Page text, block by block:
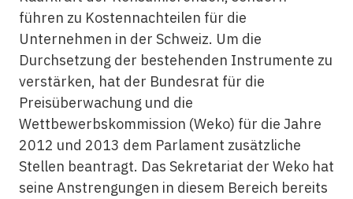
führen zu Kostennachteilen für die
Unternehmen in der Schweiz. Um die
Durchsetzung der bestehenden Instrumente zu
verstärken, hat der Bundesrat für die
Preisüberwachung und die
Wettbewerbskommission (Weko) für die Jahre
2012 und 2013 dem Parlament zusätzliche
Stellen beantragt. Das Sekretariat der Weko hat
seine Anstrengungen in diesem Bereich bereits